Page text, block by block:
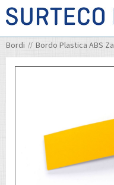
Bordi Bordo Plastica ABS